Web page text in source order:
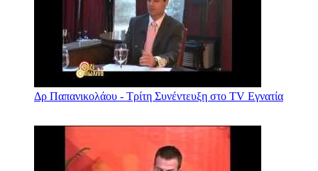
Δρ Παπανικολάου - Τρίτη Συνέντευξη στο TV Εγνατία